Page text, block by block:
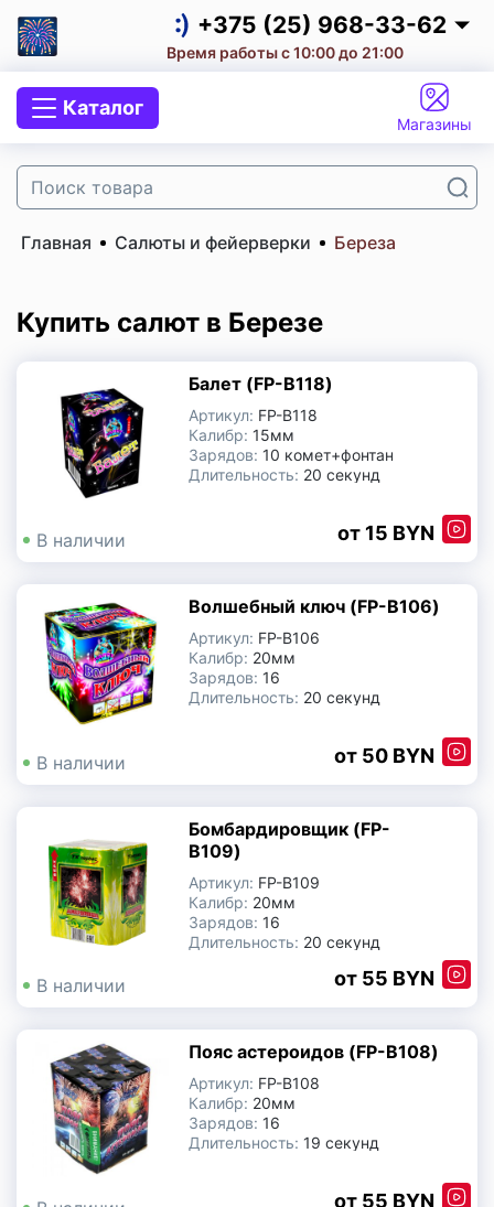
+375 (25) 968-33-62
+375 (25) 968-33-62
+375 (29) 657-10-53
+375 (33) 660-07-57
Время работы с 10:00 до 21:00
Каталог
Магазины
Главная Салюты и фейерверки Береза
Купить салют в Березе
Балет (FP-B118)
Артикул: FP-B118
Калибр: 15мм
Зарядов: 10 комет+фонтан
Длительность: 20 секунд
В наличии 15 BYN
Волшебный ключ (FP-B106)
Артикул: FP-B106
Калибр: 20мм
Зарядов: 16
Длительность: 20 секунд
В наличии 50 BYN
Бомбардировщик (FP-
B109)
Артикул: FP-B109
Калибр: 20мм
Зарядов: 16
Длительность: 20 секунд
В наличии 55 BYN
Пояс астероидов (FP-B108)
Артикул: FP-B108
Калибр: 20мм
Зарядов: 16
Длительность: 19 секунд
55 BYN
Салюты и фейерверки
Малые салюты
Средние салюты
Большие салюты
Мегабольшие салюты
Салют на День Рождения
Салют на Свадьбу
Цветной дым
Свечи для торта с фейерверком
Бенгальские огни
Небесные фонарики
Хлопушки
Фаеры, фальшфейеры
Петарды
Фонтаны
Ракеты | Римские свечи | Базуки